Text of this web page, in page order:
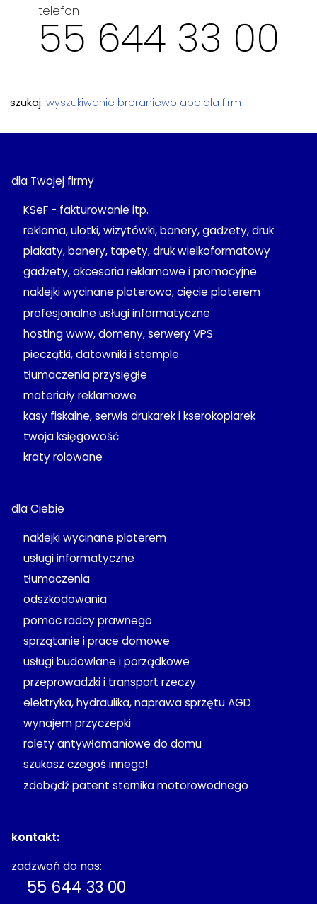
telefon
55 644 33 00
szukaj:wyszukiwanie brbraniewo abc dla firm
kontakt:
zadzwoń do nas:
55 644 33 00
dla Ciebie
naklejki wycinane ploterem
usługi informatyczne
tłumaczenia
odszkodowania
pomoc radcy prawnego
sprzątanie i prace domowe
usługi budowlane i porządkowe
przeprowadzki i transport rzeczy
elektryka, hydraulika, naprawa sprzętu AGD
wynajem przyczepki
rolety antywłamaniowe do domu
szukasz czegoś innego!
zdobądź patent sternika motorowodnego
dla Twojej firmy
KSeF - fakturowanie itp.
reklama, ulotki, wizytówki, banery, gadżety, druk
plakaty, banery, tapety, druk wielkoformatowy
gadżety, akcesoria reklamowe i promocyjne
naklejki wycinane ploterowo, cięcie ploterem
profesjonalne usługi informatyczne
hosting www, domeny, serwery VPS
pieczątki, datowniki i stemple
tłumaczenia przysięgłe
materiały reklamowe
kasy fiskalne, serwis drukarek i kserokopiarek
twoja księgowość
kraty rolowane